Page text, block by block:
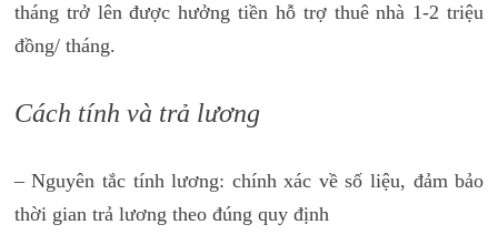
tháng trở lên được hưởng tiền hỗ trợ thuê nhà 1-2 triệu
đồng/ tháng.
Cách tính và trả lương
– Nguyên tắc tính lương: chính xác về số liệu, đảm bảo
thời gian trả lương theo đúng quy định